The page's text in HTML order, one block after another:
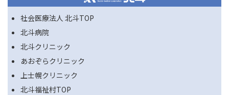
社会医療法人 北斗TOP
北斗病院
北斗クリニック
あおぞらクリニック
上士幌クリニック
北斗福祉村TOP